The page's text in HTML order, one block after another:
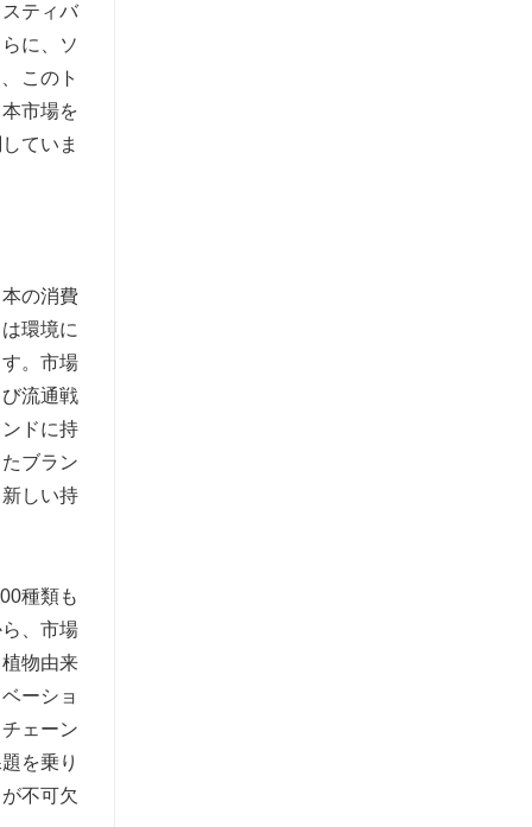
ティバ
に、ソ
このト
市場を
ていま
の消費
環境に
。市場
流通戦
ドに持
ブラン
しい持
種類も
、市場
物由来
ーショ
ェーン
を乗り
不可欠